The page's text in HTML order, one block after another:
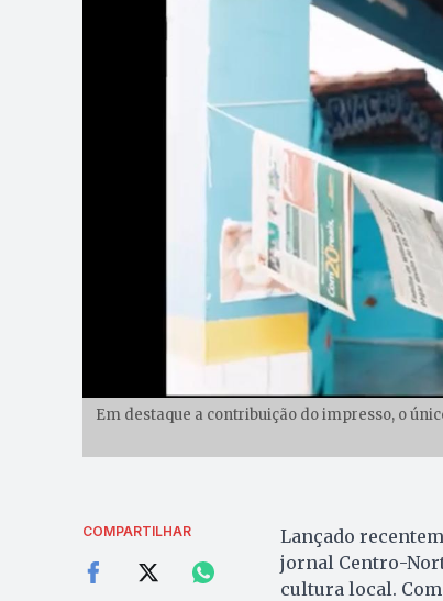
Em destaque a contribuição do impresso, o
COMPARTILHAR
Lançado
jornal Centro-
cultura local.